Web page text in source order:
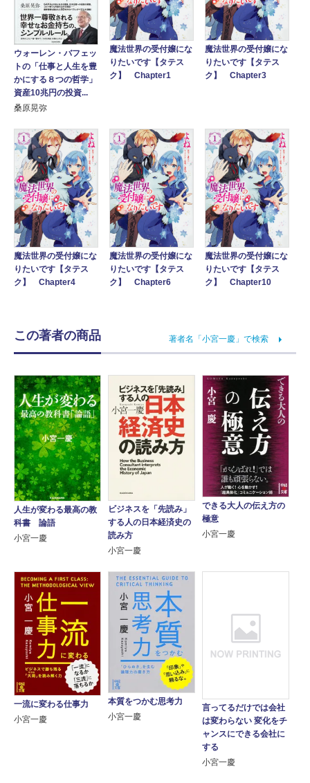
ウォーレン・バフェッ
トの「仕事と人生を豊
かにする８つの哲学」
資産10兆円の投資...
桑原晃弥
魔法世界の受付嬢にな
りたいです【タテス
ク】 Chapter1
魔法世界の受付嬢にな
りたいです【タテス
ク】 Chapter3
魔法世界の受付嬢にな
りたいです【タテス
ク】 Chapter4
魔法世界の受付嬢にな
りたいです【タテス
ク】 Chapter6
魔法世界の受付嬢にな
りたいです【タテス
ク】 Chapter10
この著者の商品 著者名「小宮一慶」で検索
人生が変わる最高の教
科書 論語
小宮一慶
ビジネスを「先読み」
する人の日本経済史の
読み方
小宮一慶
できる大人の伝え方の
極意
小宮一慶
一流に変わる仕事力
小宮一慶
本質をつかむ思考力
小宮一慶
言ってるだけでは会社
は変わらない 変化をチ
ャンスにできる会社に
する
小宮一慶